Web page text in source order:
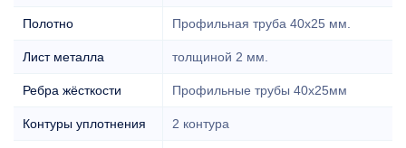
Полотно Профильная труба 40х25 мм.
Лист металла толщиной 2 мм.
Ребра жёсткости Профильные трубы 40х25мм
Контуры уплотнения 2 контура